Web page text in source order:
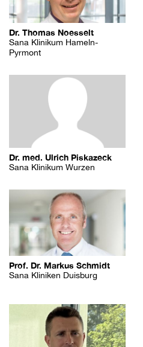
Dr. Thomas Noesselt
Sana Klinikum Hameln-
Pyrmont
Dr. med. Ulrich Piskazeck
Sana Klinikum Wurzen
Prof. Dr. Markus Schmidt
Sana Kliniken Duisburg